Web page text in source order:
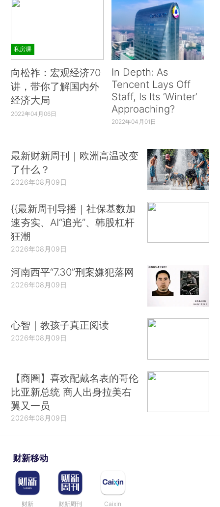
私房课
向松祚：宏观经济70
讲，带你了解国内外
经济大局
2022年04月06日
In Depth: As
Tencent Lays Off
Staff, Is Its ‘Winter’
Approaching?
2022年04月01日
最新财新周刊｜欧洲高温改变
了什么？
2026年08月09日
{{最新周刊导播｜社保基数加
速夯实、AI“追光”、韩股杠杆
狂潮
2026年08月09日
河南西平“7.30”刑案嫌犯落网
2026年08月09日
心智｜教孩子真正阅读
2026年08月09日
【商圈】喜欢配戴名表的哥伦
比亚新总统 商人出身拉美右
翼又一员
2026年08月09日
财新移动
财新 财新周刊 Caixin